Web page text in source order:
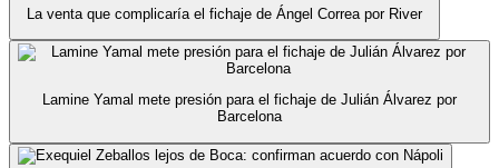
La venta que complicaría el fichaje de Ángel Correa por River
Lamine Yamal mete presión para el fichaje de Julián Álvarez por
Barcelona